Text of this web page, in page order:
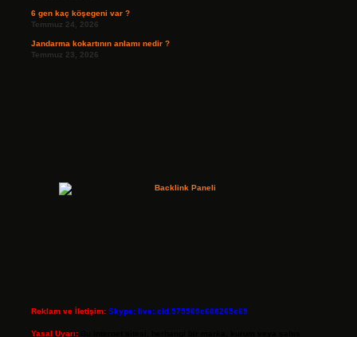
6 gen kaç köşegeni var ?
Temmuz 24, 2026
Jandarma kokartının anlamı nedir ?
Temmuz 23, 2026
Reklam ve İletişim: Skype: live:.cid.575569c608265c69
Yasal Uyarı: